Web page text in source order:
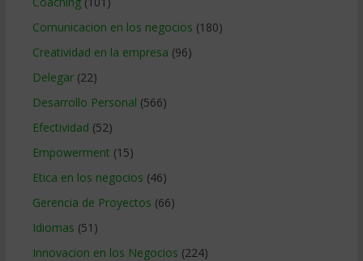
Comunicacion en los negocios (180)
Creatividad en la empresa (96)
Delegar(22)
Desarrollo Personal (566)
Efectividad (52)
Empowerment (15)
Etica en los negocios (46)
Gerencia de Proyectos (66)
Idiomas (51)
Innovacion en los Negocios (224)